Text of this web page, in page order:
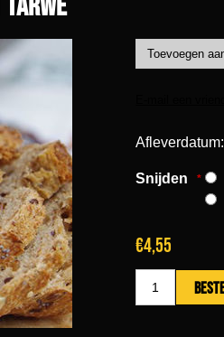
Afleverdatum:
Snijden *
€4,55